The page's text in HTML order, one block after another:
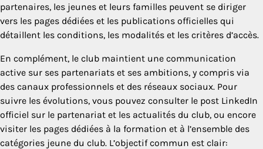
partenaires, les jeunes et leurs familles peuvent se diriger
vers les pages dédiées et les publications officielles qui
détaillent les conditions, les modalités et les critères d’accès.
En complément, le club maintient une communication
active sur ses partenariats et ses ambitions, y compris via
des canaux professionnels et des réseaux sociaux. Pour
suivre les évolutions, vous pouvez consulter le post LinkedIn
officiel sur le partenariat et les actualités du club, ou encore
visiter les pages dédiées à la formation et à l’ensemble des
catégories jeune du club. L’objectif commun est clair: